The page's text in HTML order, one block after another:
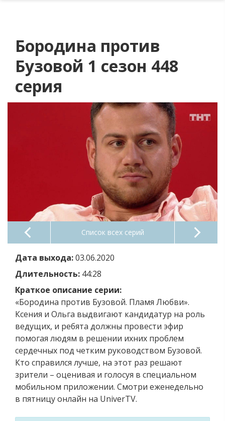
Бородина против
Бузовой 1 сезон 448
серия
Список всех серий
Дата выхода:03.06.2020
Длительность: 44:28
Краткое описание серии:
«Бородина против Бузовой. Пламя Любви».
Ксения и Ольга выдвигают кандидатур на роль
ведущих, и ребята должны провести эфир
помогая людям в решении ихних проблем
сердечных под четким руководством Бузовой.
Кто справился лучше, на этот раз решают
зрители – оценивая и голосуя в специальном
мобильном приложении. Смотри еженедельно
в пятницу онлайн на UniverTV.